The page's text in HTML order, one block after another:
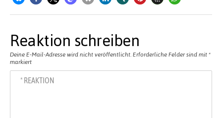
Reaktion schreiben
Deine E-Mail-Adresse wird nicht veröffentlicht. Erforderliche Felder sind mit *
markiert